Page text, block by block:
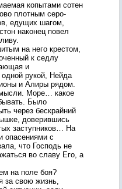
копытами сотен
плотным серо-
едущих шагом,
наконец повел
на него крестом,
к седлу
и
рукой, Нейда
и Алиры рядом.
Море… какое
Было
через бескрайний
доверившись
заступников… На
опасениями с
что Господь не
во славу Его, а
на поле боя?
за свою жизнь,